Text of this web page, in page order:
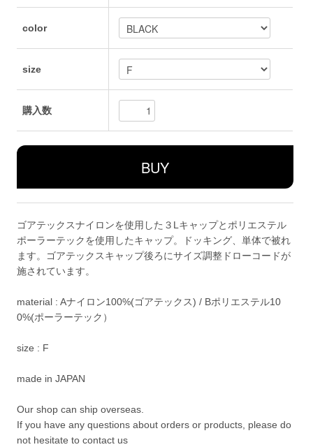
color
size
購入数
ゴアテックスナイロンを使用した３Lキャップとポリエステル
ポーラーテックを使用したキャップ。ドッキング、単体で被れ
ます。ゴアテックスキャップ後ろにサイズ調整ドローコードが
施されています。
material : Aナイロン100%(ゴアテックス) / Bポリエステル10
0%(ポーラーテック）
size : F
made in JAPAN
Our shop can ship overseas.
If you have any questions about orders or products, please do
not hesitate to contact us